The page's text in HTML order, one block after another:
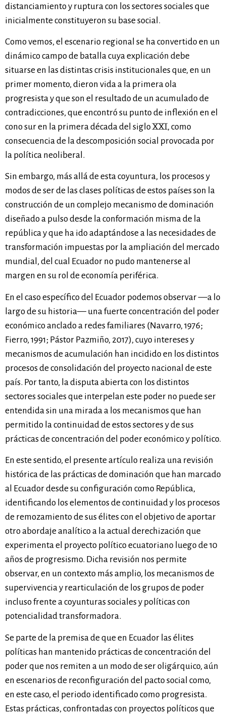
distanciamiento y ruptura con los sectores sociales que
inicialmente constituyeron su base social.
Como vemos, el escenario regional se ha convertido en un
dinámico campo de batalla cuya explicación debe
situarse en las distintas crisis institucionales que, en un
primer momento, dieron vida a la primera ola
progresista y que son el resultado de un acumulado de
contradicciones, que encontró su punto de inflexión en el
cono sur en la primera década del siglo XXI, como
consecuencia de la descomposición social provocada por
la política neoliberal.
Sin embargo, más allá de esta coyuntura, los procesos y
modos de ser de las clases políticas de estos países son la
construcción de un complejo mecanismo de dominación
diseñado a pulso desde la conformación misma de la
república y que ha ido adaptándose a las necesidades de
transformación impuestas por la ampliación del mercado
mundial, del cual Ecuador no pudo mantenerse al
margen en su rol de economía periférica.
En el caso específico del Ecuador podemos observar —a lo
largo de su historia— una fuerte concentración del poder
económico anclado a redes familiares (Navarro, 1976;
Fierro, 1991; Pástor Pazmiño, 2017), cuyo intereses y
mecanismos de acumulación han incidido en los distintos
procesos de consolidación del proyecto nacional de este
país. Por tanto, la disputa abierta con los distintos
sectores sociales que interpelan este poder no puede ser
entendida sin una mirada a los mecanismos que han
permitido la continuidad de estos sectores y de sus
prácticas de concentración del poder económico y político.
En este sentido, el presente artículo realiza una revisión
histórica de las prácticas de dominación que han marcado
al Ecuador desde su configuración como República,
identificando los elementos de continuidad y los procesos
de remozamiento de sus élites con el objetivo de aportar
otro abordaje analítico a la actual derechización que
experimenta el proyecto político ecuatoriano luego de 10
años de progresismo. Dicha revisión nos permite
observar, en un contexto más amplio, los mecanismos de
supervivencia y rearticulación de los grupos de poder
incluso frente a coyunturas sociales y políticas con
potencialidad transformadora.
Se parte de la premisa de que en Ecuador las élites
políticas han mantenido prácticas de concentración del
poder que nos remiten a un modo de ser oligárquico, aún
en escenarios de reconfiguración del pacto social como,
en este caso, el periodo identificado como progresista.
Estas prácticas, confrontadas con proyectos políticos que